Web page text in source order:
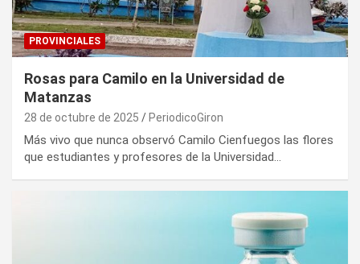
PROVINCIALES
Rosas para Camilo en la Universidad de
Matanzas
28 de octubre de 2025 PeriodicoGiron
Más vivo que nunca observó Camilo Cienfuegos las flores
que estudiantes y profesores de la Universidad…